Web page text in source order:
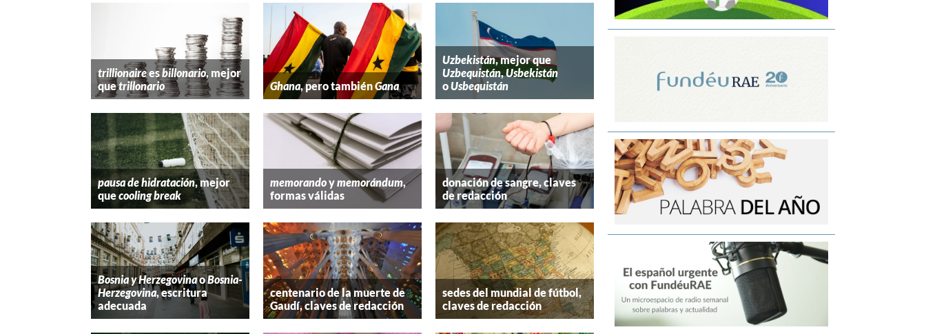
trillionaireesbillonario, mejor
quetrillonario Ghana, pero tambiénGana
Uzbekistán, mejor que
Uzbequistán,Usbekistán
oUsbequistán
pausa de hidratación, mejor
quecooling break
memorandoymemorándum,
formas válidas
donación de sangre, claves
de redacción
Bosnia y HerzegovinaoBosnia-
Herzegovina, escritura
adecuada
centenario de la muerte de
Gaudí, claves de redacción
sedes del mundial de fútbol,
claves de redacción